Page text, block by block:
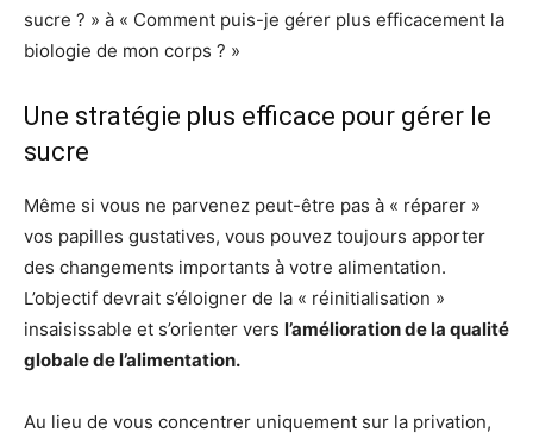
sucre ? » à « Comment puis-je gérer plus efficacement la
biologie de mon corps ? »
Une stratégie plus efficace pour gérer le
sucre
Même si vous ne parvenez peut-être pas à « réparer »
vos papilles gustatives, vous pouvez toujours apporter
des changements importants à votre alimentation.
L’objectif devrait s’éloigner de la « réinitialisation »
insaisissable et s’orienter vers l’amélioration de la qualité
globale de l’alimentation.
Au lieu de vous concentrer uniquement sur la privation,